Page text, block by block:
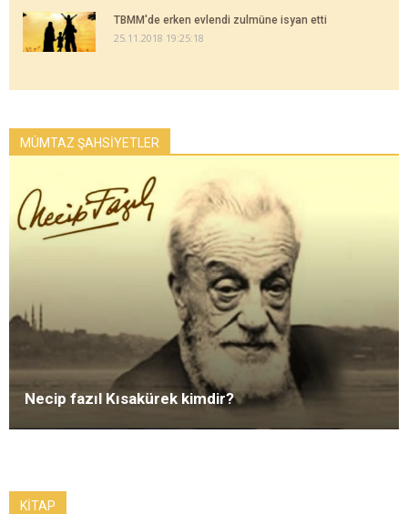
TBMM'de erken evlendi zulmüne isyan etti
25.11.2018 19:25:18
MÜMTAZ ŞAHSİYETLER
Necip fazıl Kısakürek kimdir?
KİTAP